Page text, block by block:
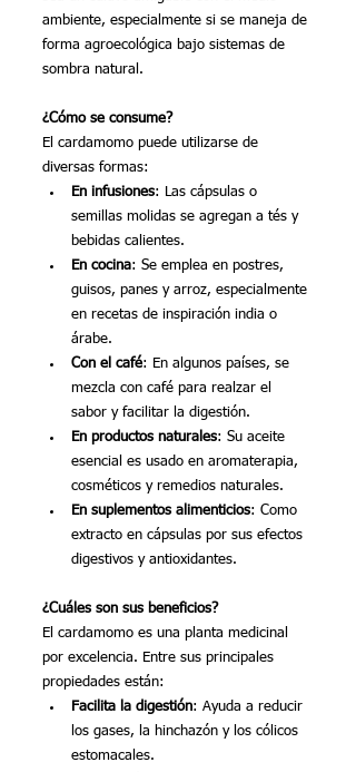
ambiente, especialmente si se maneja de
forma agroecológica bajo sistemas de
sombra natural.
¿Cómo se consume?
El cardamomo puede utilizarse de
diversas formas:
En infusiones: Las cápsulas o
semillas molidas se agregan a tés y
bebidas calientes.
En cocina: Se emplea en postres,
guisos, panes y arroz, especialmente
en recetas de inspiración india o
árabe.
Con el café: En algunos países, se
mezcla con café para realzar el
sabor y facilitar la digestión.
En productos naturales: Su aceite
esencial es usado en aromaterapia,
cosméticos y remedios naturales.
En suplementos alimenticios: Como
extracto en cápsulas por sus efectos
digestivos y antioxidantes.
¿Cuáles son sus beneficios?
El cardamomo es una planta medicinal
por excelencia. Entre sus principales
propiedades están:
Facilita la digestión: Ayuda a reducir
los gases, la hinchazón y los cólicos
estomacales.